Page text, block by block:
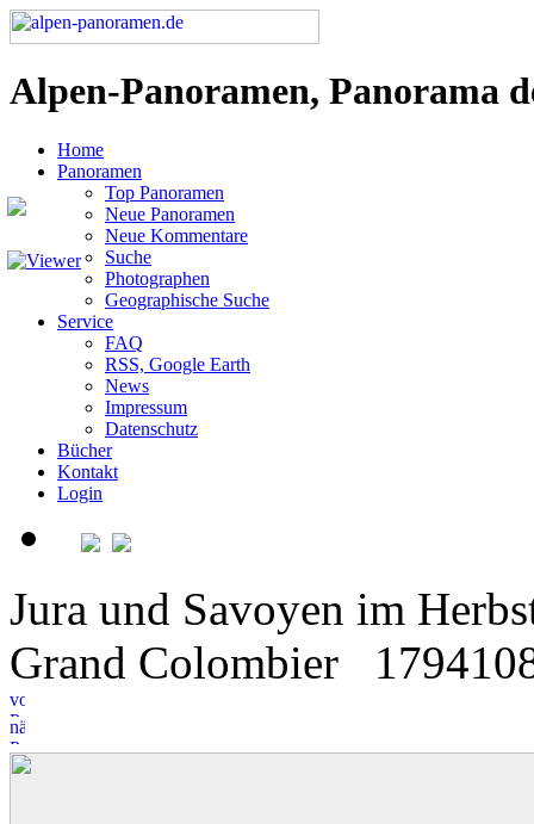
Alpen-Panoramen, Panorama
Home
Panoramen
Top Panoramen
Neue Panoramen
Neue Kommentare
Suche
Photographen
Geographische Suche
Service
FAQ
RSS, Google Earth
News
Impressum
Datenschutz
Bücher
Kontakt
Login
Jura und Savoyen im
Grand Colombier 179